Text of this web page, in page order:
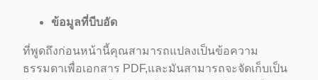
ข้อมูลที่บีบอัด
ที่พูดถึงก่อนหน้านี้คุณสามารถแปลงเป็นข้อความ
ธรรมดาเพื่อเอกสาร PDF,และมันสามารถจะจัดเก็บเป็น